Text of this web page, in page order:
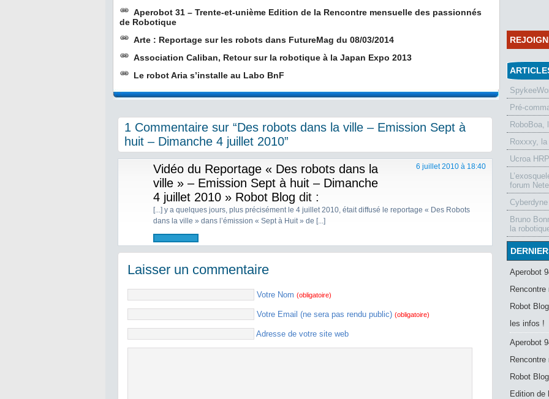
Aperobot 31 – Trente-et-unième Edition de la Rencontre mensuelle des passionnés
de Robotique
Arte : Reportage sur les robots dans FutureMag du 08/03/2014
Association Caliban, Retour sur la robotique à la Japan Expo 2013
Le robot Aria s’installe au Labo BnF
1 Commentaire sur “Des robots dans la ville – Emission Sept à
huit – Dimanche 4 juillet 2010”
Vidéo du Reportage « Des robots dans la
ville » – Emission Sept à huit – Dimanche
4 juillet 2010 » Robot Blog dit :
6 juillet 2010 à 18:40
[...] y a quelques jours, plus précisément le 4 juillet 2010, était diffusé le reportage « Des Robots
dans la ville » dans l’émission « Sept à Huit » de [...]
Laisser un commentaire
Votre Nom (obligatoire)
Votre Email (ne sera pas rendu public) (obligatoire)
Adresse de votre site web
Pré-
RoboBoa,
Roxxxy,
Ucroa
forum
Bruno
la
Aperobot
Rencontre
Robot Blog
les infos !
Aperobot
Rencontre
Robot Blog
Edition de